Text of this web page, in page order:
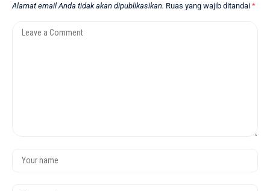
Alamat email Anda tidak akan dipublikasikan. Ruas yang wajib ditandai *